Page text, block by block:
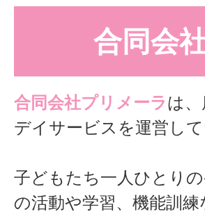
合同会
合同会社プリメーラは
デイサービスを運営し
子どもたち一人ひとり
の活動や学習、機能訓